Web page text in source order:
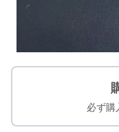
必ず購